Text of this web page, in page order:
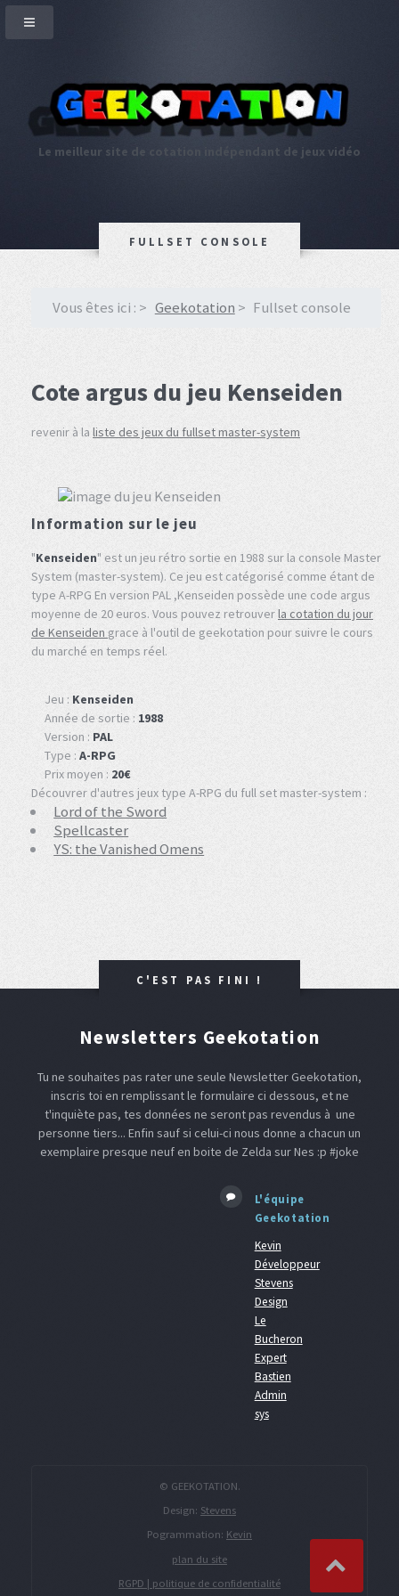
Le meilleur site de cotation indépendant de jeux vidéo
FULLSET CONSOLE
Vous êtes ici : Geekotation Fullset console
Cote argus du jeu Kenseiden
revenir à la liste des jeux du fullset master-system
Information sur le jeu
"Kenseiden" est un jeu rétro sortie en 1988 sur la console Master
System (master-system). Ce jeu est catégorisé comme étant de
type A-RPG En version PAL ,Kenseiden possède une code argus
moyenne de 20 euros. Vous pouvez retrouverla cotation du jour
de Kenseiden grace à l'outil de geekotation pour suivre le cours
du marché en temps réel.
Jeu : Kenseiden
Année de sortie : 1988
Version : PAL
Type : A-RPG
Prix moyen : 20€
Découvrer d'autres jeux type A-RPG du full set master-system :
Lord of the Sword
Spellcaster
YS: the Vanished Omens
C'EST PAS FINI !
Newsletters Geekotation
Tu ne souhaites pas rater une seule Newsletter Geekotation,
inscris toi en remplissant le formulaire ci dessous, et ne
t'inquiète pas, tes données ne seront pas revendus à une
personne tiers... Enfin sauf si celui-ci nous donne a chacun un
exemplaire presque neuf en boite de Zelda sur Nes :p #joke
L'équipe
Geekotation
Kevin
Développeur
Stevens
Design
Le
Bucheron
Expert
Bastien
Admin
sys
© GEEKOTATION.
Design: Stevens
Pogrammation: Kevin
plan du site
RGPD | politique de confidentialité